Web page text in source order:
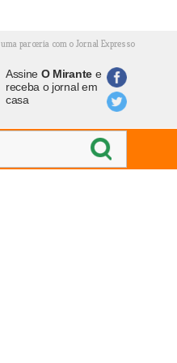
uma parceria com o Jornal Expresso
Assine O Mirantee
receba o jornal em
casa